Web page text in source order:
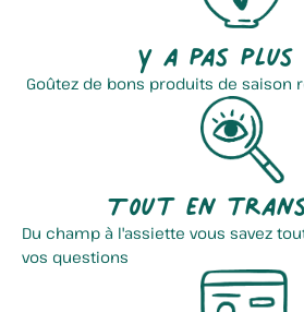
Y a pas
Goûtez de bons produits de
Tout en
Du champ à l'assiette vous savez
vos questions